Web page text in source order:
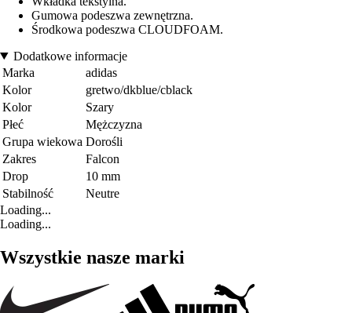
Gumowa podeszwa zewnętrzna.
Środkowa podeszwa CLOUDFOAM.
Dodatkowe informacje
Marka
adidas
Kolor
gretwo/dkblue/cblack
Kolor
Szary
Płeć
Mężczyzna
Grupa wiekowa Dorośli
Zakres
Falcon
Drop
10 mm
Stabilność
Neutre
Loading...
Loading...
Wszystkie nasze marki